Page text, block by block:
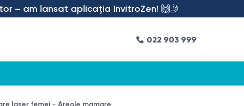
– am lansat aplicația InvitroZen! 🙌🤳
022 903 999
laser femei - Areole mamare